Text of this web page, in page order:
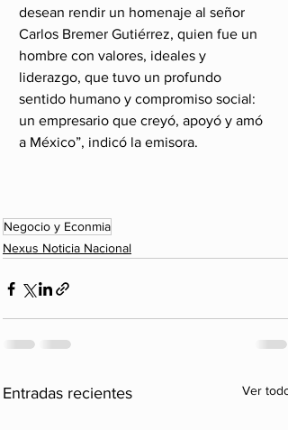
desean rendir un homenaje al señor
Carlos Bremer Gutiérrez, quien fue un
hombre con valores, ideales y
liderazgo, que tuvo un profundo
sentido humano y compromiso social:
un empresario que creyó, apoyó y amó
a México”, indicó la emisora.
Negocio y Econmia
Nexus Noticia Nacional
Entradas recientes Ver todo